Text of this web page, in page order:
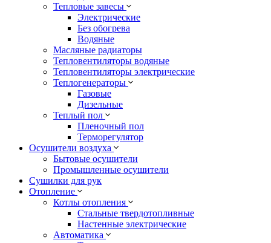
Тепловые завесы
Электрические
Без обогрева
Водяные
Масляные радиаторы
Тепловентиляторы водяные
Тепловентиляторы электрические
Теплогенераторы
Газовые
Дизельные
Теплый пол
Пленочный пол
Терморегулятор
Осушители воздуха
Бытовые осушители
Промышленные осушители
Сушилки для рук
Отопление
Котлы отопления
Стальные твердотопливные
Настенные электрические
Автоматика